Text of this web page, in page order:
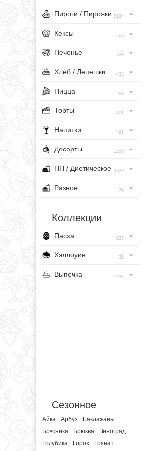
Пироги / Пирожки 2134
Кексы 563
Печенье 728
Хлеб / Лепешки 433
Пицца 260
Торты 801
Напитки 491
Десерты 1256
ПП / Диетическое 3929
Разное 76
Коллекции
Пасха 237
Хэллоуин 31
Выпечка 1296
Сезонное
Айва Арбуз
Баклажаны
Брусника
Брюква
Виноград
Голубика
Горох
Гранат